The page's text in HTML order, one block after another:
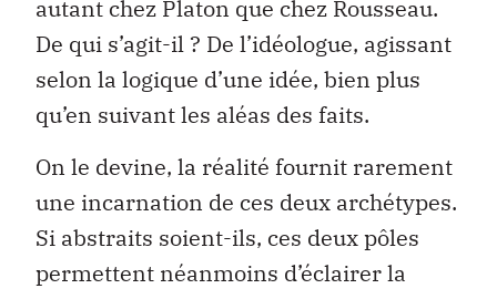
autant chez Platon que chez Rousseau.
De qui s’agit-il ? De l’idéologue, agissant
selon la logique d’une idée, bien plus
qu’en suivant les aléas des faits.
On le devine, la réalité fournit rarement
une incarnation de ces deux archétypes.
Si abstraits soient-ils, ces deux pôles
permettent néanmoins d’éclairer la